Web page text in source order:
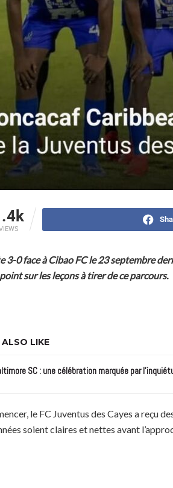
3-0 face à Cibao FC le 23 septembre
sur les leçons à tirer de ce parcours.
LIKE
SC : une célébration marquée par
le FC Juventus des Cayes a reçu
soient claires et nettes avant